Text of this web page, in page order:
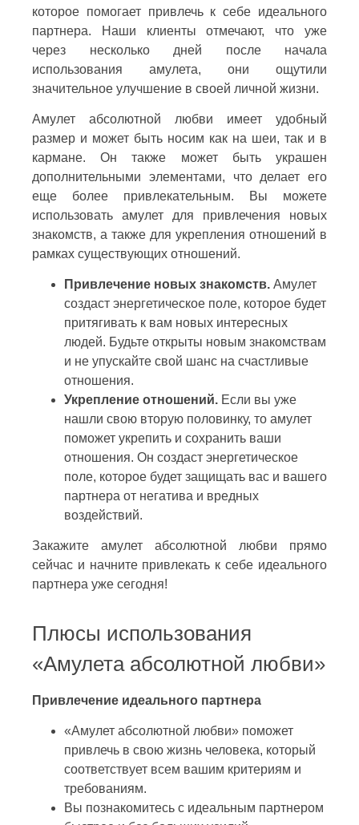
которое помогает привлечь к себе идеального
партнера. Наши клиенты отмечают, что уже
через несколько дней после начала
использования амулета, они ощутили
значительное улучшение в своей личной жизни.
Амулет абсолютной любви имеет удобный
размер и может быть носим как на шеи, так и в
кармане. Он также может быть украшен
дополнительными элементами, что делает его
еще более привлекательным. Вы можете
использовать амулет для привлечения новых
знакомств, а также для укрепления отношений в
рамках существующих отношений.
Привлечение новых знакомств. Амулет
создаст энергетическое поле, которое будет
притягивать к вам новых интересных
людей. Будьте открыты новым знакомствам
и не упускайте свой шанс на счастливые
отношения.
Укрепление отношений. Если вы уже
нашли свою вторую половинку, то амулет
поможет укрепить и сохранить ваши
отношения. Он создаст энергетическое
поле, которое будет защищать вас и вашего
партнера от негатива и вредных
воздействий.
Закажите амулет абсолютной любви прямо
сейчас и начните привлекать к себе идеального
партнера уже сегодня!
Плюсы использования
«Амулета абсолютной любви»
Привлечение идеального партнера
«Амулет абсолютной любви» поможет
привлечь в свою жизнь человека, который
соответствует всем вашим критериям и
требованиям.
Вы познакомитесь с идеальным партнером